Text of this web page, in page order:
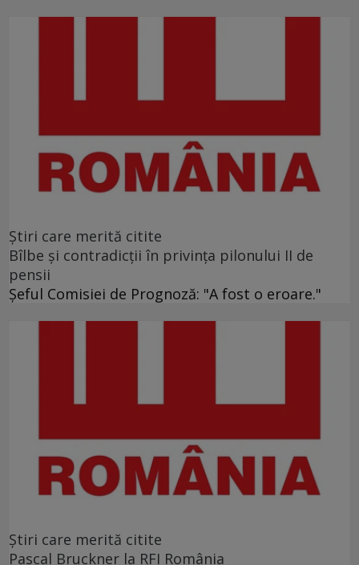
Ştiri care merită citite
Bîlbe și contradicții în privința pilonului II de
pensii
Șeful Comisiei de Prognoză: "A fost o eroare."
Ştiri care merită citite
Pascal Bruckner la RFI România